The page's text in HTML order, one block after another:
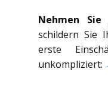
Nehmen
schildern Sie
erste
unkompliziert: